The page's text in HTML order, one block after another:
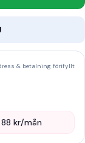
& betalning förifyllt
88 kr/mån